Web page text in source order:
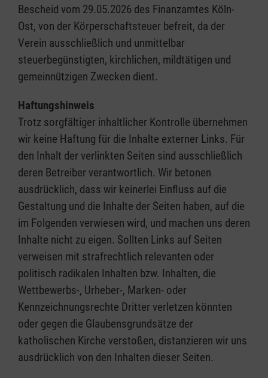
Bescheid vom 29.05.2026 des Finanzamtes Köln-
Ost, von der Körperschaftsteuer befreit, da der
Verein ausschließlich und unmittelbar
steuerbegünstigten, kirchlichen, mildtätigen und
gemeinnützigen Zwecken dient.
Haftungshinweis
Trotz sorgfältiger inhaltlicher Kontrolle übernehmen
wir keine Haftung für die Inhalte externer Links. Für
den Inhalt der verlinkten Seiten sind ausschließlich
deren Betreiber verantwortlich. Wir betonen
ausdrücklich, dass wir keinerlei Einfluss auf die
Gestaltung und die Inhalte der Seiten haben, auf die
im Folgenden verwiesen wird, und machen uns deren
Inhalte nicht zu eigen. Sollten Links auf Seiten
verweisen mit strafrechtlich relevanten oder
politisch radikalen Inhalten bzw. Inhalten, die
Wettbewerbs-, Urheber-, Marken- oder
Kennzeichnungsrechte Dritter verletzen könnten
oder gegen die Glaubensgrundsätze der
katholischen Kirche verstoßen, distanzieren wir uns
ausdrücklich von den Inhalten dieser Seiten.